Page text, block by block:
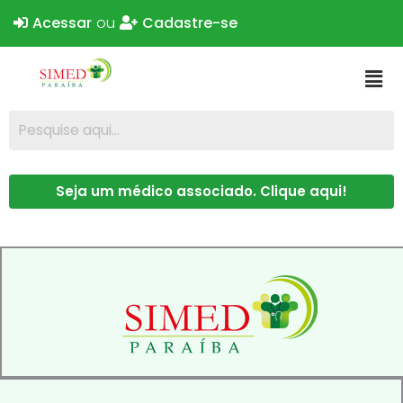
Acessar ou Cadastre-se
Seja um médico associado. Clique aqui!